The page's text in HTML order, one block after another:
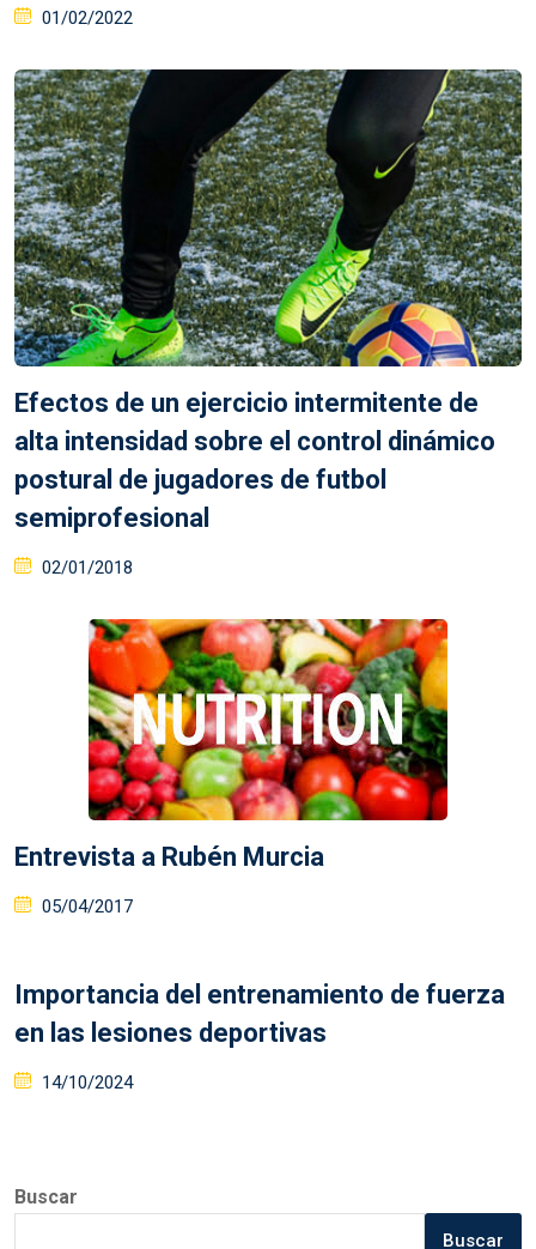
Posted
01/02/2022
Efectos de un ejercicio intermitente de
alta intensidad sobre el control dinámico
postural de jugadores de futbol
semiprofesional
Posted
02/01/2018
Entrevista a Rubén Murcia
Posted
05/04/2017
Importancia del entrenamiento de fuerza
en las lesiones deportivas
Posted
14/10/2024
Buscar
Buscar